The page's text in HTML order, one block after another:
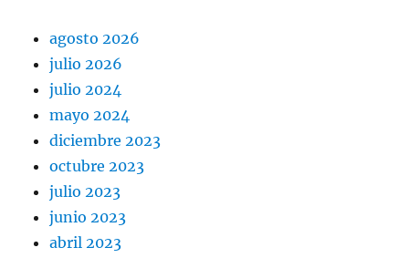
agosto 2026
julio 2026
julio 2024
mayo 2024
diciembre 2023
octubre 2023
julio 2023
junio 2023
abril 2023